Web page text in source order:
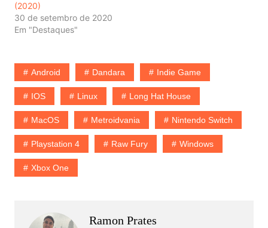
(2020)
30 de setembro de 2020
Em "Destaques"
Android Dandara Indie Game
IOS Linux Long Hat House
MacOS Metroidvania Nintendo Switch
Playstation 4 Raw Fury Windows
Xbox One
Ramon Prates